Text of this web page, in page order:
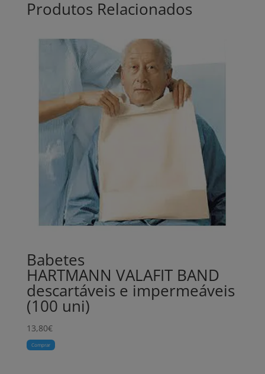
Produtos Relacionados
Babetes
HARTMANN VALAFIT BAND
descartáveis e impermeáveis
(100 uni)
13,80€
Comprar